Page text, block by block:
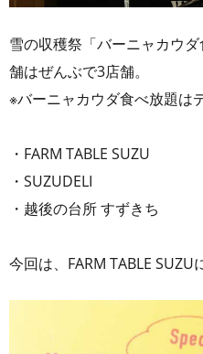
雪の収穫祭「バーニャカウ
舗はぜんぶで3店舗。
※バーニャカウダ食べ放題は
・FARM TABLE SUZU
・SUZUDELI
・越後の台所 すずきち
今回は、FARM TABLE SUZU